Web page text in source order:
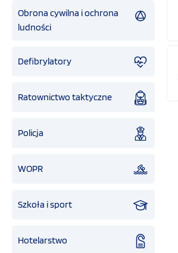
Obrona cywilna i ochrona
ludności
Defibrylatory
Ratownictwo taktyczne
Policja
WOPR
Szkoła i sport
Hotelarstwo